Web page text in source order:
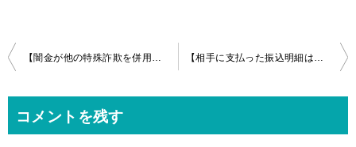
投
ビ
コメントを残す